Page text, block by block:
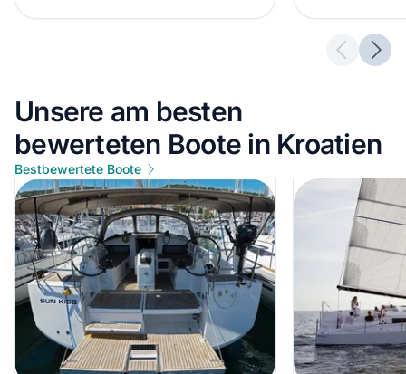
Unsere am besten
bewerteten Boote in Kroatien
Bestbewertete Boote